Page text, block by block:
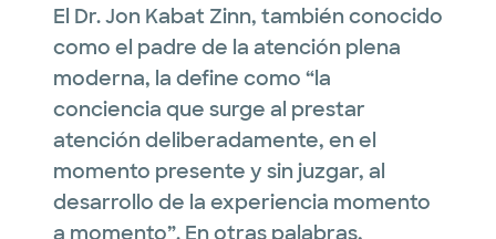
El Dr. Jon Kabat Zinn, también conocido
como el padre de la atención plena
moderna, la define como “la
conciencia que surge al prestar
atención deliberadamente, en el
momento presente y sin juzgar, al
desarrollo de la experiencia momento
a momento”. En otras palabras,